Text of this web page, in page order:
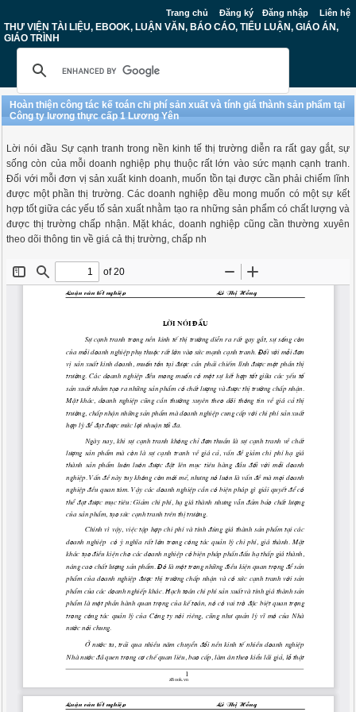
Trang chủ Đăng ký Đăng nhập Liên hệ
THƯ VIỆN TÀI LIỆU, EBOOK, LUẬN VĂN, BÁO CÁO, TIỂU LUẬN, GIÁO ÁN,
GIÁO TRÌNH
Hoàn thiện công tác kế toán chi phí sản xuất và tính giá thành sản phẩm tại
Công ty lương thực cấp 1 Lương Yên
Lời nói đầu Sự cạnh tranh trong nền kinh tế thị trường diễn ra rất gay gắt, sự
sống còn của mỗi doanh nghiệp phụ thuộc rất lớn vào sức mạnh cạnh tranh.
Đối với mỗi đơn vị sản xuất kinh doanh, muốn tồn tại được cần phải chiếm lĩnh
được một phần thị trường. Các doanh nghiệp đều mong muốn có một sự kết
hợp tốt giữa các yếu tố sản xuất nhằm tạo ra những sản phẩm có chất lượng và
được thị trường chấp nhận. Mặt khác, doanh nghiệp cũng cần thường xuyên
theo dõi thông tin về giá cả thị trường, chấp nh